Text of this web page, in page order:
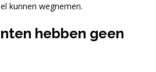
kunnen wegnemen.
hebben geen